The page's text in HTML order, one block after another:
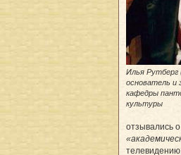
Илья Рутберг
основатель и
кафедры
культуры
отзывались